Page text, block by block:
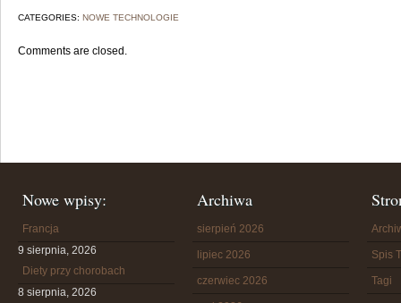
CATEGORIES: NOWE TECHNOLOGIE
Comments are closed.
Nowe wpisy:
Francja
9 sierpnia, 2026
Diety przy chorobach
8 sierpnia, 2026
Archiwa
sierpień 2026
lipiec 2026
czerwiec 2026
Spis
Tagi